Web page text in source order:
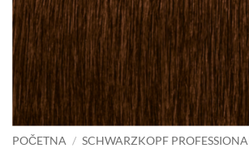
POČETNA / SCHWARZKOPF